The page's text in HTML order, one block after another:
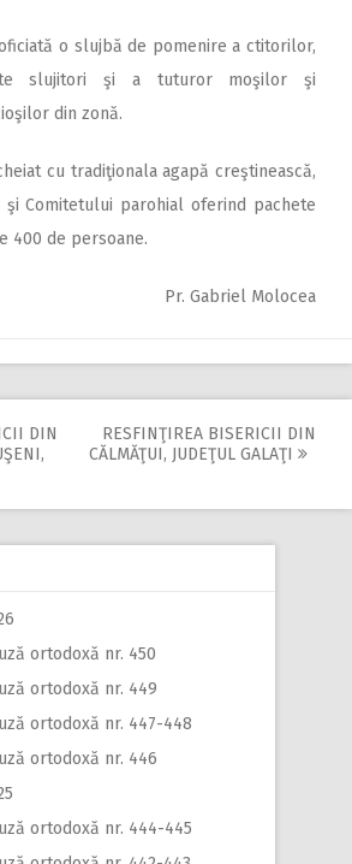
o slujbă de pomenire a ctitorilor,
slujitori şi a tuturor moşilor şi
din zonă.
cu tradiţionala agapă creştinească,
şi Comitetului parohial oferind pachete
400 de persoane.
Pr. Gabriel Molocea
DIN
RESFINŢIREA BISERICII DIN
CĂLMĂŢUI, JUDEŢUL GALAŢI
ortodoxă nr. 450
ortodoxă nr. 449
ortodoxă nr. 447-448
ortodoxă nr. 446
ortodoxă nr. 444-445